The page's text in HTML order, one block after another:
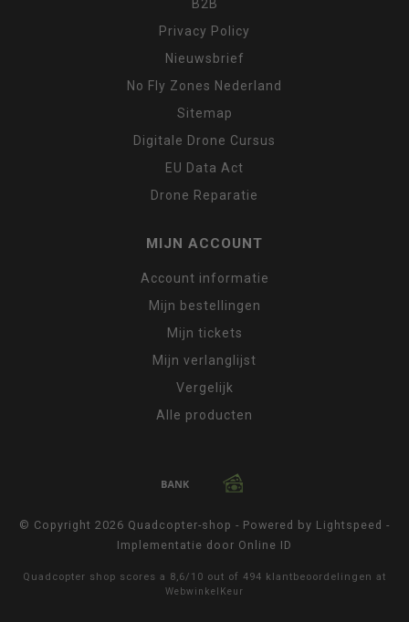
B2B
Privacy Policy
Nieuwsbrief
No Fly Zones Nederland
Sitemap
Digitale Drone Cursus
EU Data Act
Drone Reparatie
MIJN ACCOUNT
Account informatie
Mijn bestellingen
Mijn tickets
Mijn verlanglijst
Vergelijk
Alle producten
© Copyright 2026 Quadcopter-shop - Powered by Lightspeed -
Implementatie door Online ID
Quadcopter shop scores a 8,6/ 10 out of 494 klantbeoordelingen at
WebwinkelKeur